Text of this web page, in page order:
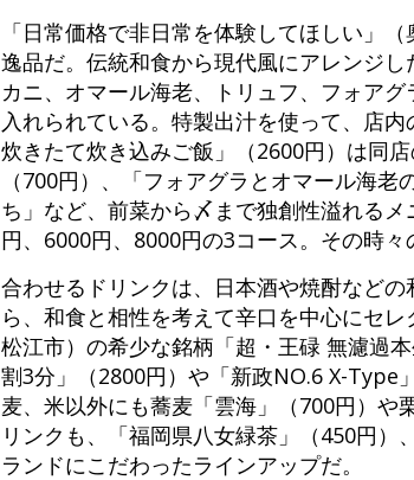
「日常価格で非日常を体験してほしい」
逸品だ。伝統和食から現代風にアレンジ
カニ、オマール海老、トリュフ、フォア
入れられている。特製出汁を使って、店
炊きたて炊き込みご飯」（2600円）は同
（700円）、「フォアグラとオマール海
ち」など、前菜から〆まで独創性溢れる
円、6000円、8000円の3コース。その時
合わせるドリンクは、日本酒や焼酎など
ら、和食と相性を考えて辛口を中心にセ
松江市）の希少な銘柄「超・王碌 無濾過
割3分」（2800円）や「新政NO.6 X-Type
麦、米以外にも蕎麦「雲海」（700円）や
リンクも、「福岡県八女緑茶」（450円
ランドにこだわったラインアップだ。